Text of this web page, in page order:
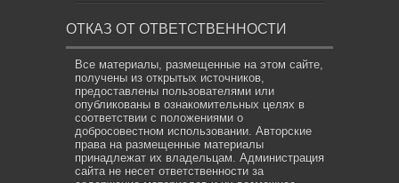
ОТКАЗ ОТ ОТВЕТСТВЕННОСТИ
Все материалы, размещенные на этом сайте,
получены из открытых источников,
предоставлены пользователями или
опубликованы в ознакомительных целях в
соответствии с положениями о
добросовестном использовании. Авторские
права на размещенные материалы
принадлежат их владельцам. Администрация
сайта не несет ответственности за